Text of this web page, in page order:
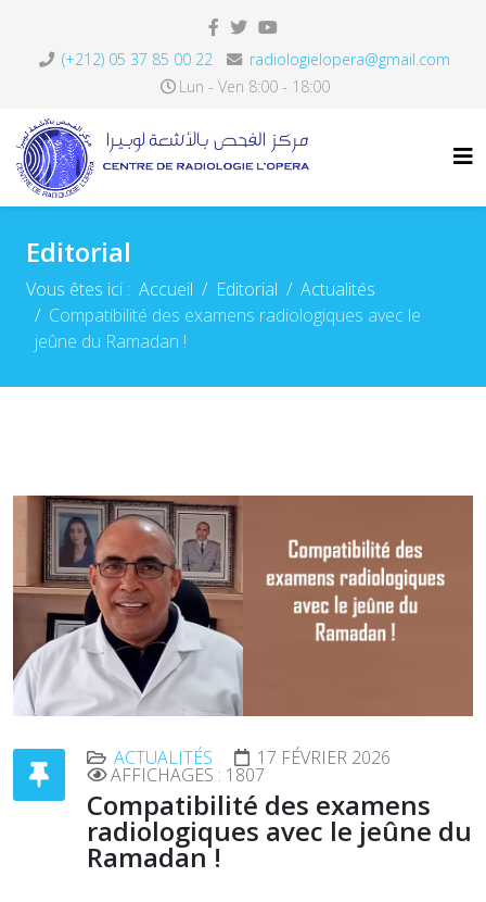
(+212) 05 37 85 00 22
radiologielopera@gmail.com
Lun - Ven 8:00 - 18:00
Editorial
Vous êtes ici : Accueil Editorial
Actualités
Compatibilité des examens radiologiques avec le
jeûne du Ramadan !
ACTUALITÉS 17 FÉVRIER 2026
AFFICHAGES : 1807
Compatibilité des examens
radiologiques avec le jeûne du
Ramadan !